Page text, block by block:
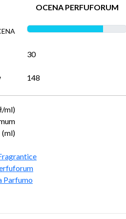
OCENA PERFUFORUM
30
148
ml)
(ml)
Parfumo